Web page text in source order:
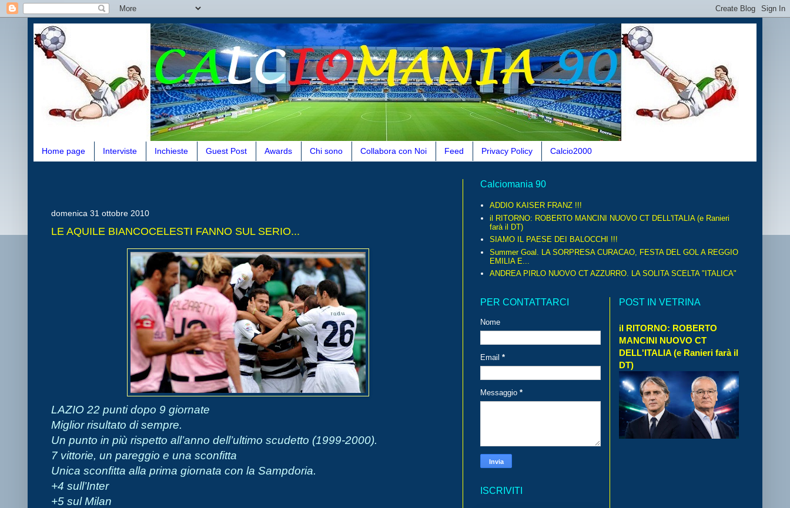
Home page Interviste Inchieste Guest Post Awards Chi sono Collabora con Noi Feed Privacy Policy Calcio2000
domenica 31 ottobre 2010
LE AQUILE BIANCOCELESTI FANNO SUL SERIO...
LAZIO 22 punti dopo 9 giornate
Miglior risultato di sempre.
Un punto in più rispetto all’anno dell’ultimo scudetto (1999-2000).
7 vittorie, un pareggio e una sconfitta
Unica sconfitta alla prima giornata con la Sampdoria.
+4 sull’Inter
+5 sul Milan
Calciomania 90
ADDIO KAISER FRANZ !!!
il RITORNO: ROBERTO MANCINI NUOVO CT DELL'ITALIA (e Ranieri
farà il DT)
SIAMO IL PAESE DEI BALOCCHI !!!
Summer Goal. LA SORPRESA CURACAO, FESTA DEL GOL A REGGIO
EMILIA E...
ANDREA PIRLO NUOVO CT AZZURRO. LA SOLITA SCELTA "ITALICA"
PER CONTATTARCI
Nome
Email *
Messaggio *
ISCRIVITI
POST IN VETRINA
il RITORNO: ROBERTO
MANCINI NUOVO CT
DELL'ITALIA (e Ranieri farà il
DT)